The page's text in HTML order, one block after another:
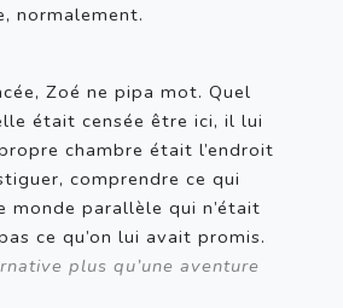
normalement.
Zoé ne pipa mot. Quel
était censée être ici, il lui
chambre était l’endroit
comprendre ce qui
monde parallèle qui n’était
plus qu’une aventure